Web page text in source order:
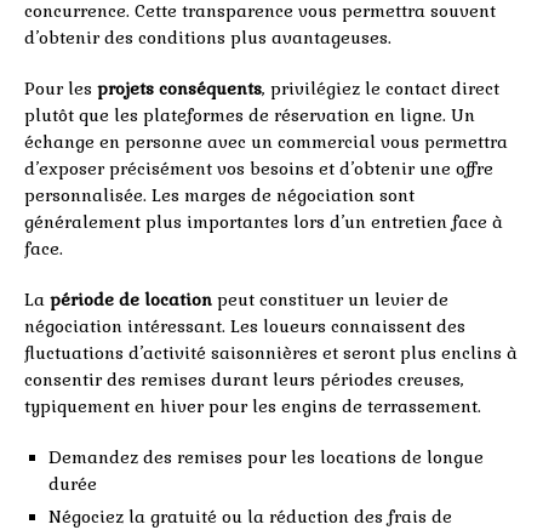
concurrence. Cette transparence vous permettra souvent
d’obtenir des conditions plus avantageuses.
Pour les projets conséquents, privilégiez le contact direct
plutôt que les plateformes de réservation en ligne. Un
échange en personne avec un commercial vous permettra
d’exposer précisément vos besoins et d’obtenir une offre
personnalisée. Les marges de négociation sont
généralement plus importantes lors d’un entretien face à
face.
La période de location peut constituer un levier de
négociation intéressant. Les loueurs connaissent des
fluctuations d’activité saisonnières et seront plus enclins à
consentir des remises durant leurs périodes creuses,
typiquement en hiver pour les engins de terrassement.
Demandez des remises pour les locations de longue
durée
Négociez la gratuité ou la réduction des frais de